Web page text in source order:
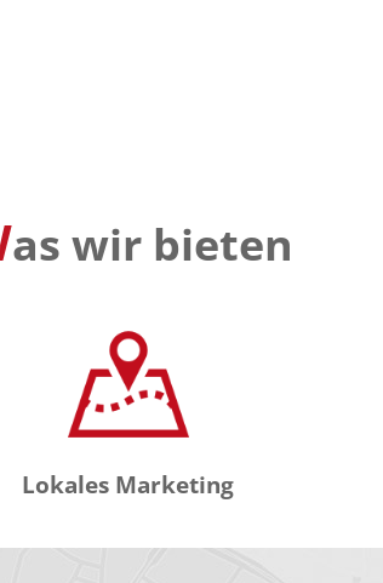
as wir bieten
Lokales Marketing